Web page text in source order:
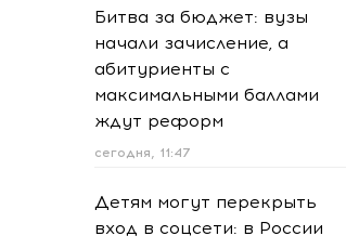
Битва за бюджет: вузы
начали зачисление, а
абитуриенты с
максимальными баллами
ждут реформ
сегодня, 11:47
Детям могут перекрыть
вход в соцсети: в России